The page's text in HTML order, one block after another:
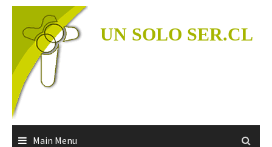
Skip
content
UN SOLO SER.CL
Main Menu